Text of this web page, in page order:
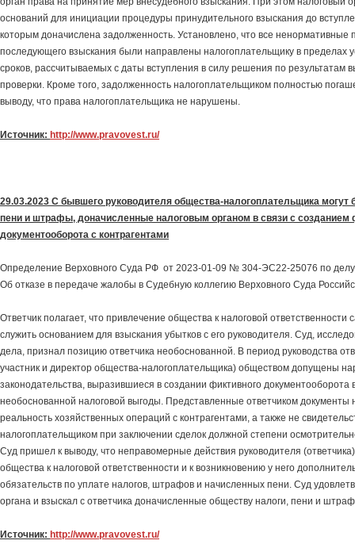
оснований для инициации процедуры принудительного взыскания до
которым доначислена задолженность. Установлено, что все ненормативные
последующего взыскания были направлены налогоплательщику в пределах
сроков, рассчитываемых с даты вступления в силу решения по результатам
проверки. Кроме того, задолженность налогоплательщиком полностью
выводу, что права налогоплательщика не нарушены.
Источник: http://www.pravovest.ru/
29.03.2023 С бывшего руководителя общества-налогоплательщика могут
пени и штрафы, доначисленные налоговым органом в связи с созданием
документооборота с контрагентами
Определение Верховного Суда РФ от 2023-01-09 № 304-ЭС22-25076 по
Об отказе в передаче жалобы в Судебную коллегию Верховного Суда
Ответчик полагает, что привлечение общества к налоговой
служить основанием для взыскания убытков с его руководителя. Суд,
дела, признал позицию ответчика необоснованной. В период руководства
участник и директор общества-налогоплательщика) обществом допущены
законодательства, выразившиеся в создании фиктивного документооборота
необоснованной налоговой выгоды. Представленные ответчиком документы
реальность хозяйственных операций с контрагентами, а также не
налогоплательщиком при заключении сделок должной степени
Суд пришел к выводу, что неправомерные действия руководителя
общества к налоговой ответственности и к возникновению у него
обязательств по уплате налогов, штрафов и начисленных пени. Суд
органа и взыскал с ответчика доначисленные обществу налоги, пени и
Источник: http://www.pravovest.ru/